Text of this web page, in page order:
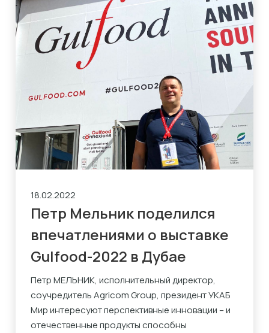
18.02.2022
Петр Мельник поделился
впечатлениями о выставке
Gulfood-2022 в Дубае
Петр МЕЛЬНИК, исполнительный директор,
соучредитель Agricom Group, президент УКАБ
Мир интересуют перспективные инновации – и
отечественные продукты способны